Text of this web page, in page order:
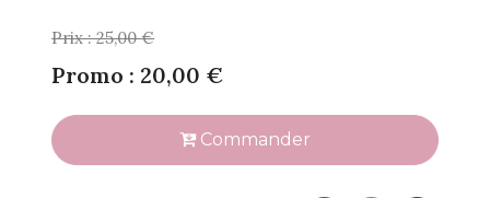
Prix : 25,00 €
Promo : 20,00 €
Commander